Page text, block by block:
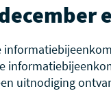
uitnodiging